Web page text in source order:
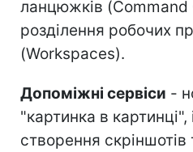
ланцюжків (Command
розділення робочих
(Workspaces).
Допоміжні сервіси -
"картинка в
створення скріншотів